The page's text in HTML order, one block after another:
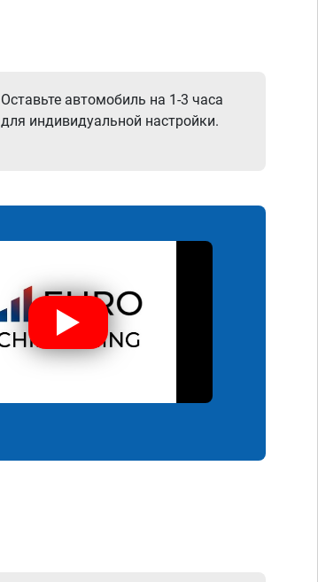
Оставьте автомобиль на 1-3 часа
для индивидуальной настройки.